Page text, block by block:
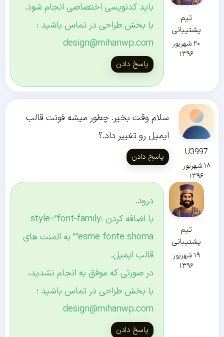
تیم
پشتیبانی
۲۰ شهریور
۱۳۹۶
باید کدنویسی اختصاصی انجام شود.
با بخش طراحی در تماس باشید :
design@mihanwp.com
پاسخ دادن
U3997
۱۸ شهریور
۱۳۹۶
سلام وقت بخیر. چطور میشه فونت قالب
ایمیل رو تغییر داد.؟
پاسخ دادن
تیم
پشتیبانی
۱۹ شهریور
۱۳۹۶
درود.
با اضافه کردن style=”font-family:
“esme fonte shoma” به المنت های
قالب ایمیل.
در صورتی که موفق به انجام نشدید،
با بخش طراحی در تماس باشید :
design@mihanwp.com
پاسخ دادن